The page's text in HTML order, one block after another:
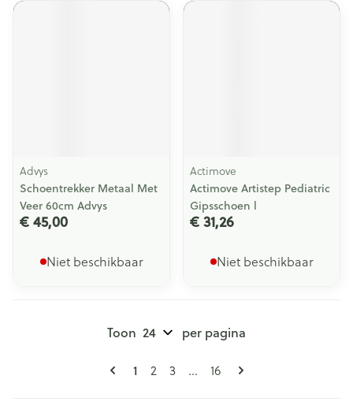
Advys
Schoentrekker Metaal Met
Veer 60cm Advys
€ 45,00
Niet beschikbaar
Actimove
Actimove Artistep Pediatric
Gipsschoen l
€ 31,26
Niet beschikbaar
Pagina's
U lees momenteel pagina
1 Pagina
2 Pagina
3 ... Pagina
16
Toon per pagina